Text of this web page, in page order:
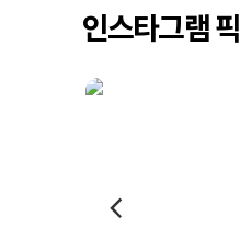
인스타그램 픽